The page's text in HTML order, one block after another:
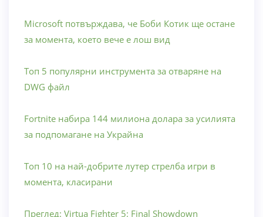
Microsoft потвърждава, че Боби Котик ще остане
за момента, което вече е лош вид
Топ 5 популярни инструмента за отваряне на
DWG файл
Fortnite набира 144 милиона долара за усилията
за подпомагане на Украйна
Топ 10 на най-добрите лутер стрелба игри в
момента, класирани
Преглед: Virtua Fighter 5: Final Showdown